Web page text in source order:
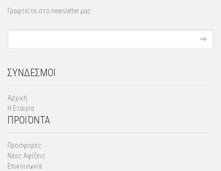
Γραφτείτε στο newsletter μας
ΣΥΝΔΕΣΜΟΙ
Αρχική
Η Εταιρία
ΠΡΟΪΌΝΤΑ
Προσφορές
Νέες Αφίξεις
Επικοινωνία